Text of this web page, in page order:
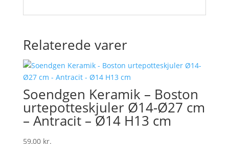
Relaterede varer
Soendgen Keramik – Boston
urtepotteskjuler Ø14-Ø27 cm
– Antracit – Ø14 H13 cm
59,00 kr.